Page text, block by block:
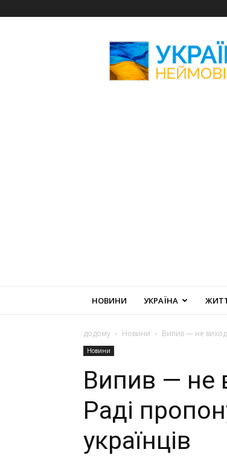
НОВИНИ УКРАЇНА
додому Новини Випив — не
Новини
Випив — не
Раді
українців